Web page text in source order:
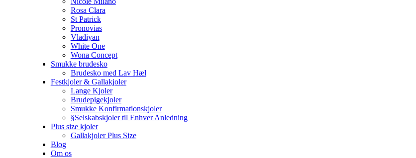
Rosa Clara
St Patrick
Pronovias
Vladiyan
White One
Wona Concept
Smukke brudesko
Brudesko med Lav Hæl
Festkjoler & Gallakjoler
Lange Kjoler
Brudepigekjoler
Smukke Konfirmationskjoler
§Selskabskjoler til Enhver Anledning
Plus size kjoler
Gallakjoler Plus Size
Blog
Om os